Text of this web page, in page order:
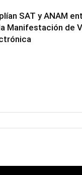
SAT y ANAM
Manifestación de